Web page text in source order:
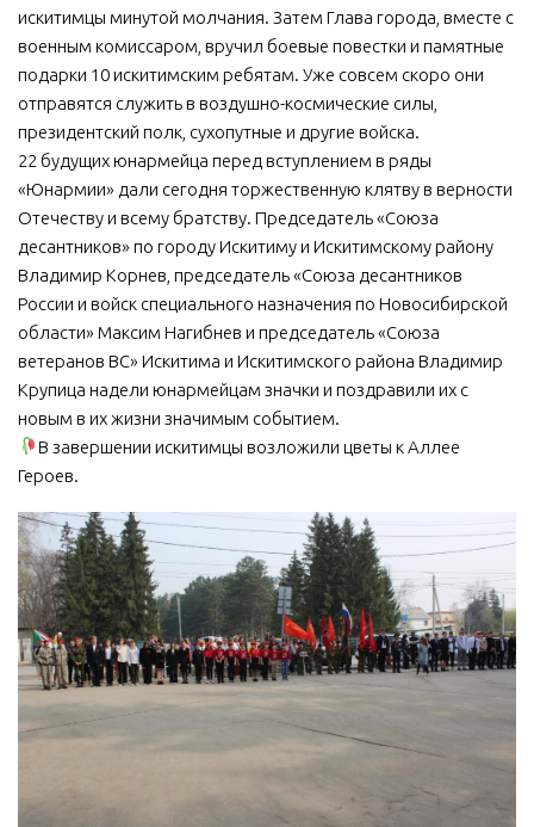
искитимцы минутой молчания. Затем Глава города, вместе с
военным комиссаром, вручил боевые повестки и памятные
подарки 10 искитимским ребятам. Уже совсем скоро они
отправятся служить в воздушно-космические силы,
президентский полк, сухопутные и другие войска.
22 будущих юнармейца перед вступлением в ряды
«Юнармии» дали сегодня торжественную клятву в верности
Отечеству и всему братству. Председатель «Союза
десантников» по городу Искитиму и Искитимскому району
Владимир Корнев, председатель «Союза десантников
России и войск специального назначения по Новосибирской
области» Максим Нагибнев и председатель «Союза
ветеранов ВС» Искитима и Искитимского района Владимир
Крупица надели юнармейцам значки и поздравили их с
новым в их жизни значимым событием.
В завершении искитимцы возложили цветы к Аллее
Героев.